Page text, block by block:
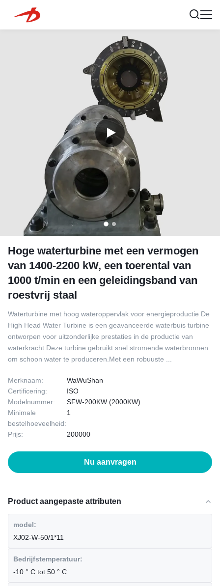
Hoge waterturbine met een vermogen
van 1400-2200 kW, een toerental van
1000 t/min en een geleidingsband van
roestvrij staal
Waterturbine met hoog wateroppervlak voor energieproductie De
High Head Water Turbine is een geavanceerde waterbuis turbine
ontworpen voor uitzonderlijke prestaties in de productie van
waterkracht.Deze turbine gebruikt snel stromende waterbronnen
om schoon water te produceren.Met een robuuste ...
Merknaam:
WaWuShan
Certificering:
ISO
Modelnummer:
SFW-200KW (2000KW)
Minimale
bestelhoeveelheid:
1
Prijs: 200000
Nu aanvragen
Product aangepaste attributen
model:
XJ02-W-50/1*11
Bedrijfstemperatuur:
-10 ° C tot 50 ° C